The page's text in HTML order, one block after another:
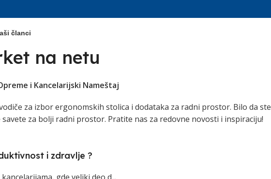
članci
na netu
i Kancelarijski Nameštaj
za izbor ergonomskih stolica i dodataka za radni prostor. Bilo da ste
za bolji radni prostor. Pratite nas za redovne novosti i inspiraciju!
i zdravlje ?